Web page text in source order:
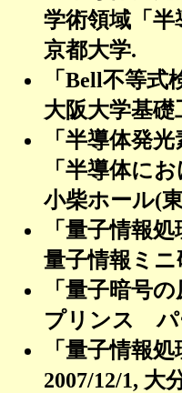
学術領域「
京都大学.
「 Bell不等式
大阪大学基礎
「半導体発
「半導体に
小柴ホール(
「量子情報
量子情報ミニ
「量子暗号
プリンス パ
「量子情報
2007/12/1, 大